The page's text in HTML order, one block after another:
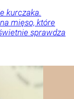
kurczaka.
mięso, które
sprawdza